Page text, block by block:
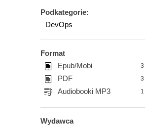
Podkategorie:
DevOps
Format
Epub/Mobi
3
PDF 3
Audiobooki MP3 1
Wydawca